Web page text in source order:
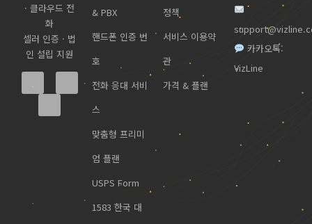
· 클라우드 전
화
셀러 인증 · 법
인 설립 지원
& PBX
핸드폰 인증 번
호
전화 응대 서비
스
맞춤형 프리미
엄 플랜
USPS Form
1583 한국 대
정책
서비스 이용약
관
가격 & 플랜
카카오톡:
VizLine